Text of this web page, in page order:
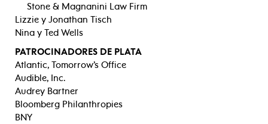
Stone & Magnanini Law Firm
Lizzie y Jonathan Tisch
Nina y Ted Wells
PATROCINADORES DE PLATA
Atlantic, Tomorrow’s Office
Audible, Inc.
Audrey Bartner
Bloomberg Philanthropies
BNY